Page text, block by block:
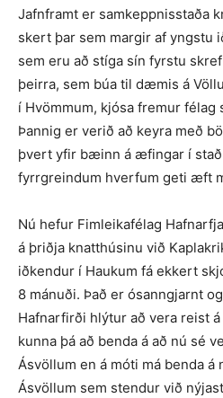
Jafnframt er samkeppnis­staða
skert þar sem margir af yngstu
sem eru að stíga sín fyrstu
þeirra, sem búa til dæmis á
í Hvömmum, kjósa fremur félag
Þannig er verið að keyra með
þvert yfir bæinn á æfingar í
fyrrgreindum hverfum geti æft
Nú hefur Fimleikafélag
á þriðja knatthúsinu við
iðkendur í Haukum fá ekkert
8 mánuði. Það er ósann­gjarnt
Hafnarfirði hlýtur að vera reist
kunna þá að benda á að nú sé
Ásvöllum en á móti má benda á
Ásvöllum sem stendur við